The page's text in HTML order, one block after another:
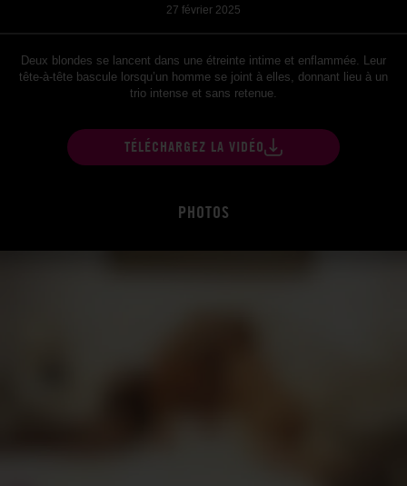
27 février 2025
Deux blondes se lancent dans une étreinte intime et enflammée. Leur
tête-à-tête bascule lorsqu’un homme se joint à elles, donnant lieu à un
trio intense et sans retenue.
TÉLÉCHARGEZ LA VIDÉO
PHOTOS